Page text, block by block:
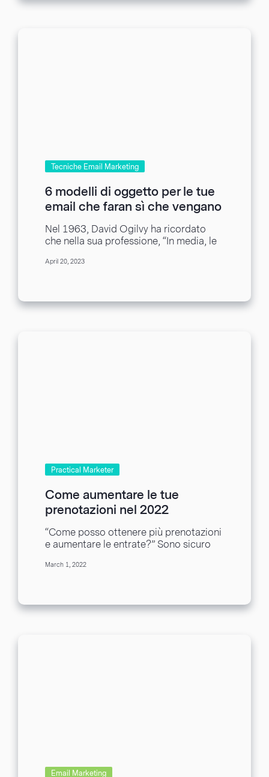
Tecniche Email Marketing
6 modelli di oggetto per le tue
email che faran sì che vengano
aperte
Nel 1963, David Ogilvy ha ricordato
che nella sua professione, “In media, le
April 20, 2023
Practical Marketer
Come aumentare le tue
prenotazioni nel 2022
attraverso azioni online
“Come posso ottenere più prenotazioni
e aumentare le entrate?” Sono sicuro
testa...
March 1, 2022
Email Marketing